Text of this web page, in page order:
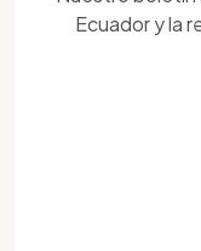
Ecuador y la